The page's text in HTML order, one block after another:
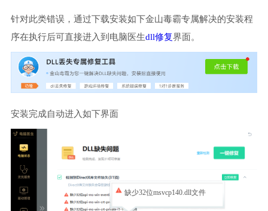
针对此类错误，通过下载安装如下金山毒霸专属解决的安装程
序在执行后可直接进入到电脑医生dll修复界面。
安装完成自动进入如下界面
缺少32位msvcp140.dll文件